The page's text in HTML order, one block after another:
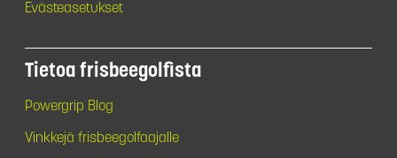
Evästeasetukset
Tietoa frisbeegolfista
Powergrip Blog
Vinkkejä frisbeegolfaajalle